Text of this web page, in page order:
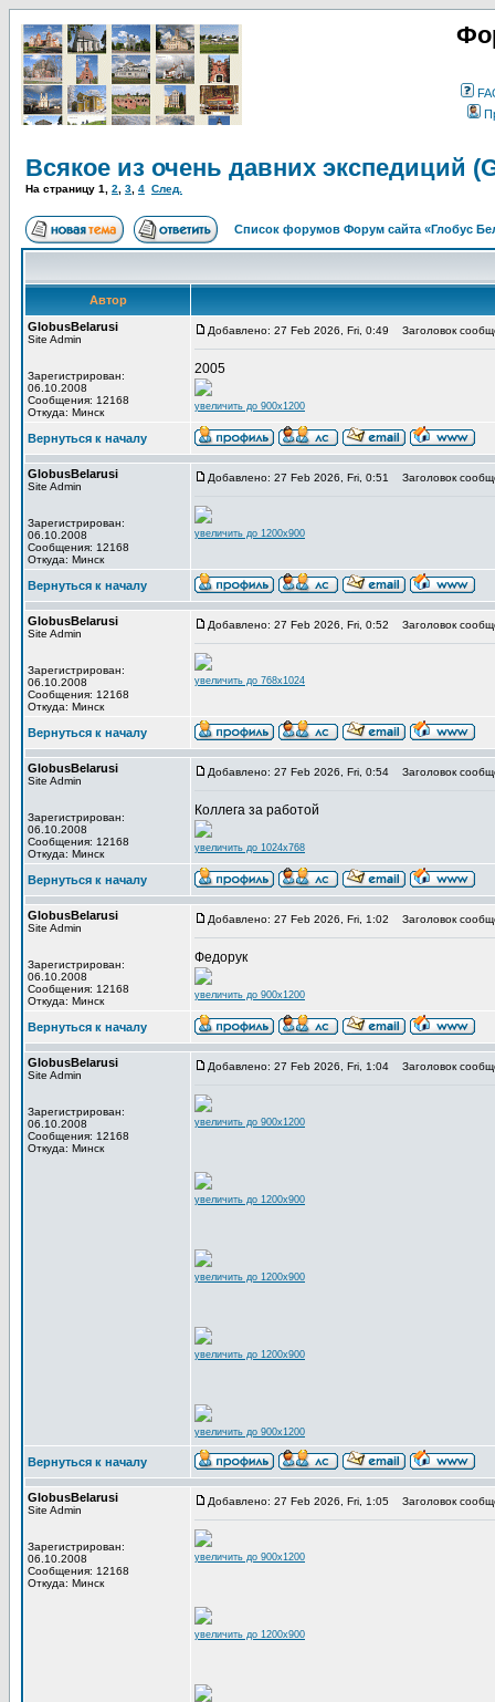
Всякое из очень давних экспедиций
На страницу 1 2 3 4 След.
Список форумов Форум сайта «Глобус
Автор
GlobusBelarusi
Site Admin
Зарегистрирован:
06.10.2008
Сообщения: 12168
Откуда: Минск
Добавлено: 27 Feb 2026, Fri, 0:49 Заголовок
2005
увеличить до 900x1200
Вернуться к началу
GlobusBelarusi
Site Admin
Зарегистрирован:
06.10.2008
Сообщения: 12168
Откуда: Минск
Добавлено: 27 Feb 2026, Fri, 0:51 Заголовок
увеличить до 1200x900
Вернуться к началу
GlobusBelarusi
Site Admin
Зарегистрирован:
06.10.2008
Сообщения: 12168
Откуда: Минск
Добавлено: 27 Feb 2026, Fri, 0:52 Заголовок
увеличить до 768x1024
Вернуться к началу
GlobusBelarusi
Site Admin
Зарегистрирован:
06.10.2008
Сообщения: 12168
Откуда: Минск
Добавлено: 27 Feb 2026, Fri, 0:54 Заголовок
Коллега за работой
увеличить до 1024x768
Вернуться к началу
GlobusBelarusi
Site Admin
Зарегистрирован:
06.10.2008
Сообщения: 12168
Откуда: Минск
Добавлено: 27 Feb 2026, Fri, 1:02 Заголовок
Федорук
увеличить до 900x1200
Вернуться к началу
GlobusBelarusi
Site Admin
Зарегистрирован:
06.10.2008
Сообщения: 12168
Откуда: Минск
Добавлено: 27 Feb 2026, Fri, 1:04 Заголовок
увеличить до 900x1200
увеличить до 1200x900
увеличить до 1200x900
увеличить до 1200x900
увеличить до 900x1200
Вернуться к началу
GlobusBelarusi
Site Admin
Зарегистрирован:
06.10.2008
Сообщения: 12168
Откуда: Минск
Добавлено: 27 Feb 2026, Fri, 1:05 Заголовок
увеличить до 900x1200
увеличить до 1200x900